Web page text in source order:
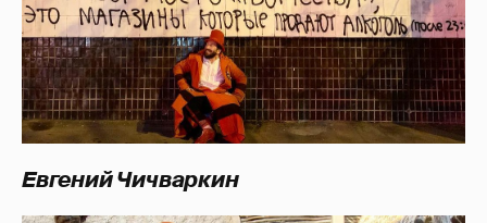
Евгений Чичваркин